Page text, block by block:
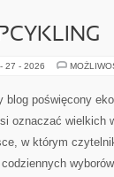
27 - 2026
blog poświęcony
oznaczać wielkich
w którym